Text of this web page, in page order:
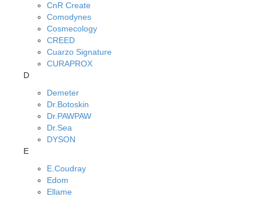
CnR Create
Comodynes
Cosmecology
CREED
Cuarzo Signature
CURAPROX
D
Demeter
Dr.Botoskin
Dr.PAWPAW
Dr.Sea
DYSON
E
E.Coudray
Edom
Ellame